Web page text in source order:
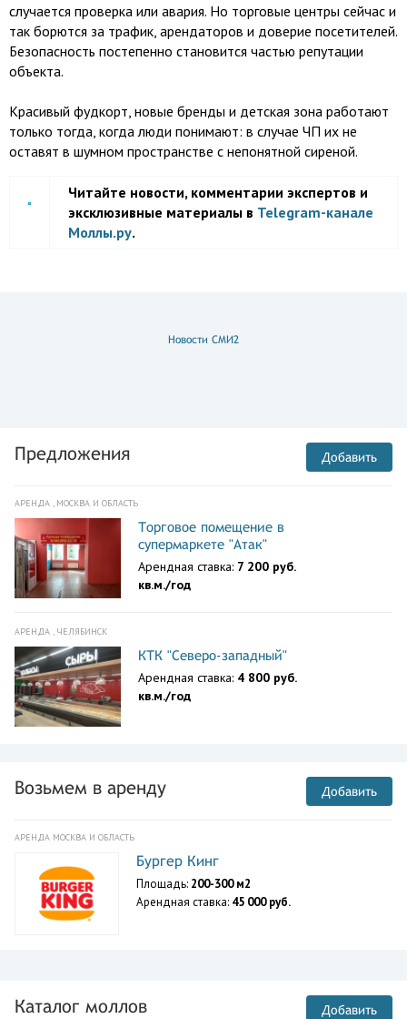
случается проверка или авария. Но торговые центры сейчас и
так борются за трафик, арендаторов и доверие посетителей.
Безопасность постепенно становится частью репутации
объекта.
Красивый фудкорт, новые бренды и детская зона работают
только тогда, когда люди понимают: в случае ЧП их не
оставят в шумном пространстве с непонятной сиреной.
Читайте новости, комментарии экспертов и
эксклюзивные материалы в Telegram-канале
Моллы.ру.
Новости СМИ2
Предложения Добавить
АРЕНДА , МОСКВА И ОБЛАСТЬ
Торговое помещение в
супермаркете "Атак"
Арендная ставка: 7 200 руб.
кв.м./год
АРЕНДА , ЧЕЛЯБИНСК
КТК "Северо-западный"
Арендная ставка: 4 800 руб.
кв.м./год
Возьмем в аренду Добавить
АРЕНДА МОСКВА И ОБЛАСТЬ
Бургер Кинг
Площадь: 200-300 м2
Арендная ставка: 45 000 руб.
Каталог моллов Добавить